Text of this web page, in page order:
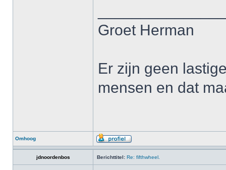
Groet Herman
Er zijn geen
mensen en dat
Omhoog
jdnoordenbos Berichttitel: Re: fifthwheel.